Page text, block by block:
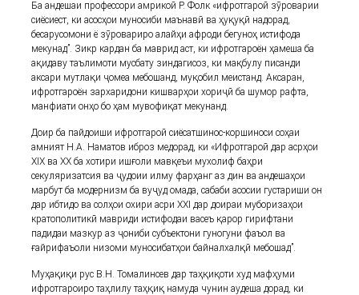
Ба андешаи профессори амрикоӣ Р. Фолк «ифротгароӣ зӯроварии
сиёсиест, ки асосҳои муносиби маънавӣ ва ҳуқуқӣ надорад,
бесарусомони ё зӯровариро алайҳи афроди бегуноҳ истифода
мекунад”. Зикр кардан ба маврид аст, ки ифротгароён ҳамеша ба
ақидаву таълимоти мусбату зиндагисоз, ки мақбулу писанди
аксари мутлақи ҷомеа мебошанд, муқобил меистанд. Аксаран,
ифротгароён зархаридони кишварҳои хориҷӣ ба шумор рафта,
манфиати онҳо бо ҳам мувофиқат мекунанд.
Доир ба пайдоиши ифротгароӣ сиёсатшинос-коршиноси соҳаи
амният Н.А. Наматов иброз медорад, ки «Ифротгароӣ дар асрҳои
XIX ва XX ба хотири ишғоли мавқеъи мухолиф баҳри
секуляризатсия ва ҷудоии илму фарҳанг аз дин ва андешаҳои
марбут ба модернизм ба вуҷуд омада, сабаби асосии густариши он
дар ибтидо ва солҳои охири асри XXI дар доираи муборизаҳои
кратополитикӣ мавриди истифодаи васеъ қарор гирифтани
падидаи мазкур аз ҷониби субъектони гуногуни фаъол ва
ғайрифаъоли низоми муносибатҳои байналхалқӣ мебошад”.
Муҳақиқи рус В.Н. Томалинcев дар таҳқиқоти худ мафҳуми
ифротгароиро таҳлилу таҳқиқ намуда чунин аyдеша дорад, ки